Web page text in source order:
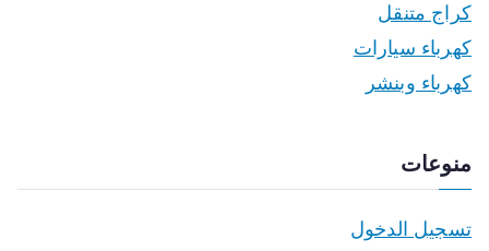
كراج متنقل
كهرباء سيارات
كهرباء وبنشر
منوعات
تسجيل الدخول